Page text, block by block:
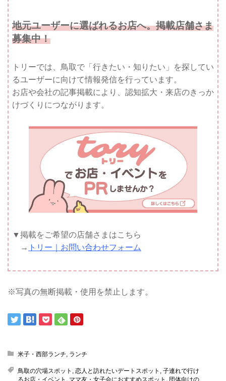
地元ユーザーに選ばれるお店へ。掲載店舗さま
募集中！
トリーでは、鳥取で「行きたい・知りたい」を探してい
るユーザーに向けて情報発信を行っています。
お店や会社の記事掲載により、認知拡大・来店のきっか
けづくりにつながります。
▼掲載をご希望の店舗さまはこちら
→ トリー｜お問い合わせフォーム
※写真の無断掲載・使用を禁止します。
米子・西部ランチ, ランチ
鳥取の穴場スポット , 恋人と訪れたいデートスポット , 子連れで行け
るお店・イベント , ママ友・女子会におすすめスポット , 団体向けの